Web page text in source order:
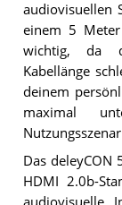
audiovisuellen
einem 5
wichtig, da
Kabellänge
deinem
maximal
Das deleyCON
HDMI 2.0b-